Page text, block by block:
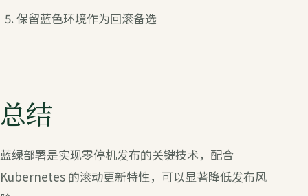
保留蓝色环境作为回滚备选
总结
蓝绿部署是实现零停机发布的关键技术，配合
Kubernetes 的滚动更新特性，可以显著降低发布风